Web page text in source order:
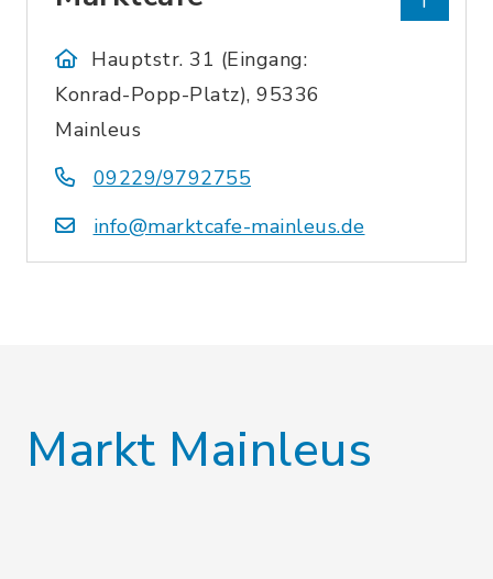
Hauptstr. 31 (Eingang:
Konrad-Popp-Platz), 95336
Mainleus
09229/9792755
info@marktcafe-mainleus.de
Markt Mainleus